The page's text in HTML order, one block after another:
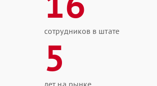
сотрудников в штате
5
лет на рынке